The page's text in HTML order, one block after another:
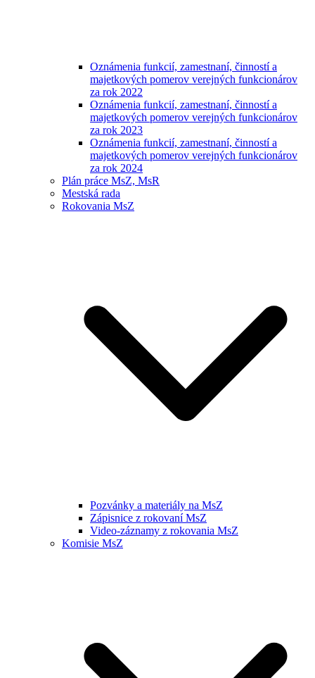
Oznámenia funkcií, zamestnaní, činností a
majetkových pomerov verejných funkcionárov
za rok 2022
Oznámenia funkcií, zamestnaní, činností a
majetkových pomerov verejných funkcionárov
za rok 2023
Oznámenia funkcií, zamestnaní, činností a
majetkových pomerov verejných funkcionárov
za rok 2024
Plán práce MsZ, MsR
Mestská rada
Rokovania MsZ
Pozvánky a materiály na MsZ
Zápisnice z rokovaní MsZ
Video-záznamy z rokovania MsZ
Komisie MsZ